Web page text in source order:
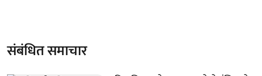
संबंधित समाचार